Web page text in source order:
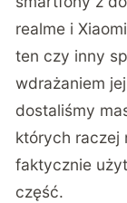
realme i
ten czy inny
wdrażaniem
dostaliśmy
których raczej
faktycznie
część.